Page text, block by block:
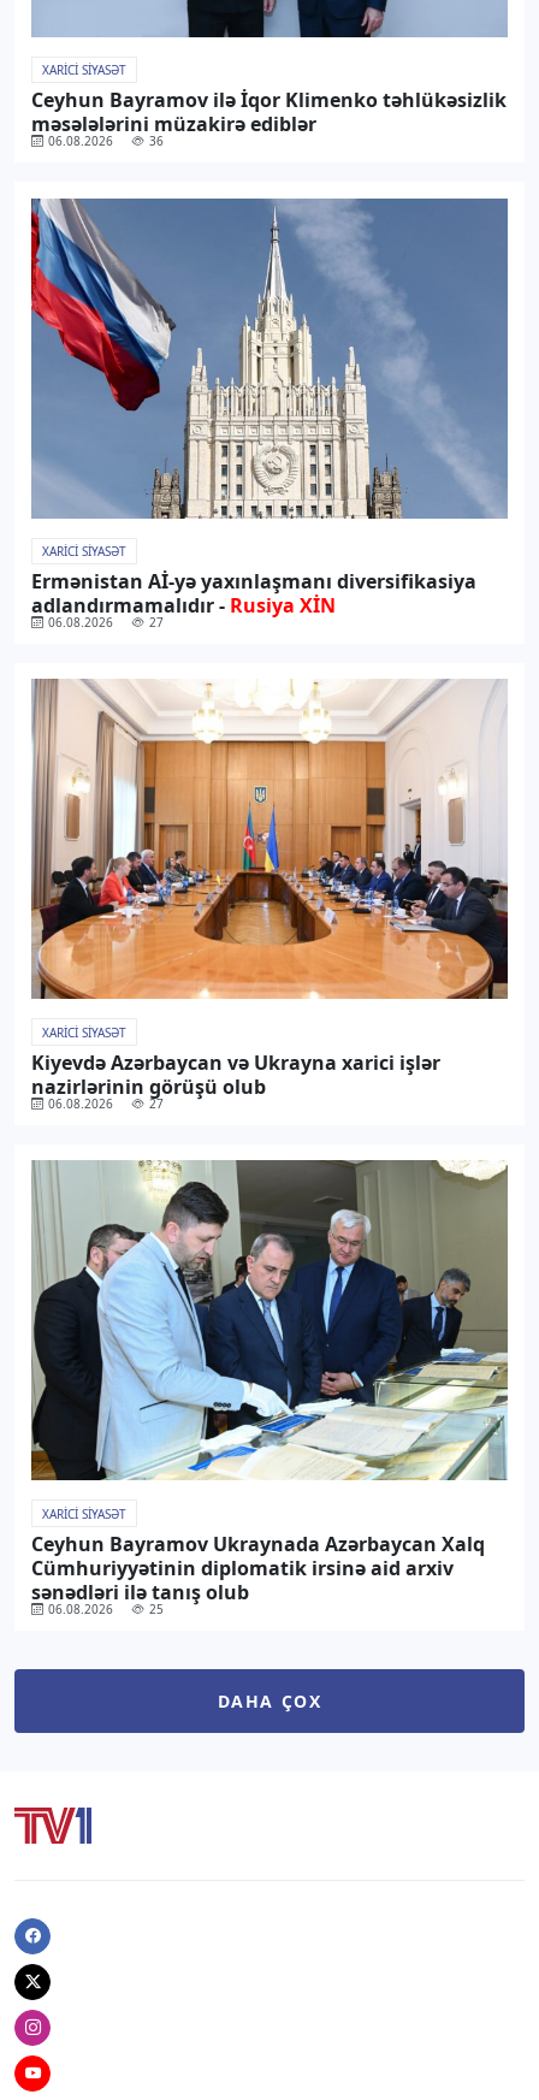
XARICI SIYASƏT
Ceyhun Bayramov ilə İqor Klimenko təhlükəsizlik
məsələlərini müzakirə ediblər
06.08.2026 36
XARICI SIYASƏT
Ermənistan Aİ-yə yaxınlaşmanı diversifikasiya
adlandırmamalıdır - Rusiya XİN
06.08.2026 27
XARICI SIYASƏT
Kiyevdə Azərbaycan və Ukrayna xarici işlər
nazirlərinin görüşü olub
06.08.2026 27
XARICI SIYASƏT
Ceyhun Bayramov Ukraynada Azərbaycan Xalq
Cümhuriyyətinin diplomatik irsinə aid arxiv
sənədləri ilə tanış olub
06.08.2026 25
DAHA ÇOX
Facebook
Twitter
Instagram
Youtube